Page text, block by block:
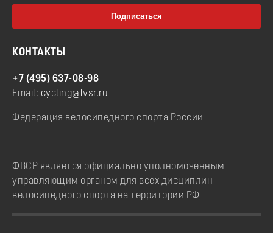
КОНТАКТЫ
+7 (495) 637-08-98
Email: cycling@fvsr.ru
Федерация велосипедного спорта России
ФВСР является официально уполномоченным
управляющим органом для всех дисциплин
велосипедного спорта на территории РФ